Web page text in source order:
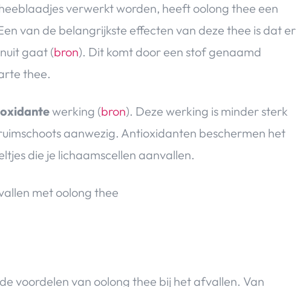
verwerkt worden, heeft oolong thee een
van de belangrijkste effecten van deze thee is dat er
gaat (bron). Dit komt door een stof genaamd
thee.
werking (bron). Deze werking is minder sterk
aanwezig. Antioxidanten beschermen het
die je lichaamscellen aanvallen.
voordelen van oolong thee bij het afvallen. Van